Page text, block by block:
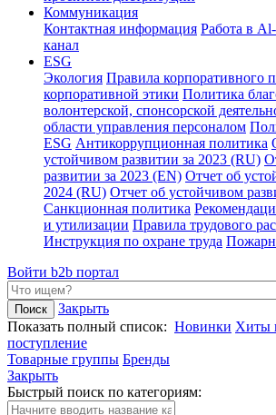
Коммуникация
Контактная информация Работа в
канал
ESG
Экология Правила корпоративного
корпоративной этики Политика
волонтерской, спонсорской
области управления персоналом
ESG Антикоррупционная политика
устойчивом развитии за 2023 (RU)
развитии за 2023 (EN) Отчет об
2024 (RU) Отчет об устойчивом
Санкционная политика
и утилизации Правила трудового
Инструкция по охране труда
Войти b2b портал
Закрыть
Показать полный список: Новинки Хиты
поступление
Товарные группы Бренды
Закрыть
Быстрый поиск по категориям: